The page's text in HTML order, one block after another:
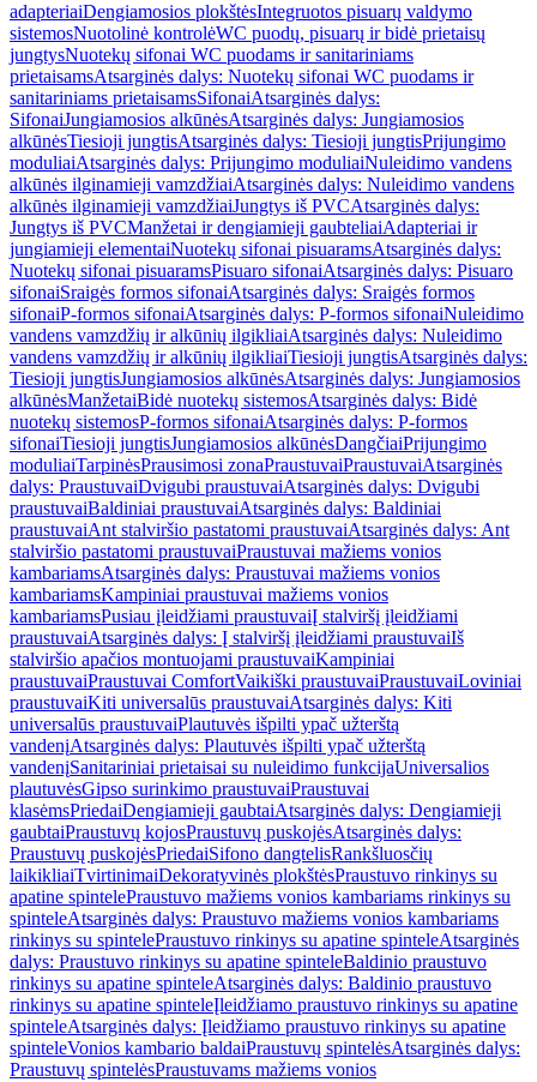
adapteriaiDengiamosios plokštėsIntegruotos pisuarų valdymo
sistemosNuotolinė kontrolėWC puodų, pisuarų ir bidė prietaisų
jungtysNuotekų sifonai WC puodams ir sanitariniams
prietaisamsAtsarginės dalys: Nuotekų sifonai WC puodams ir
sanitariniams prietaisamsSifonaiAtsarginės dalys:
SifonaiJungiamosios alkūnėsAtsarginės dalys: Jungiamosios
alkūnėsTiesioji jungtisAtsarginės dalys: Tiesioji jungtisPrijungimo
moduliaiAtsarginės dalys: Prijungimo moduliaiNuleidimo vandens
alkūnės ilginamieji vamzdžiaiAtsarginės dalys: Nuleidimo vandens
alkūnės ilginamieji vamzdžiaiJungtys iš PVCAtsarginės dalys:
Jungtys iš PVCManžetai ir dengiamieji gaubteliaiAdapteriai ir
jungiamieji elementaiNuotekų sifonai pisuaramsAtsarginės dalys:
Nuotekų sifonai pisuaramsPisuaro sifonaiAtsarginės dalys: Pisuaro
sifonaiSraigės formos sifonaiAtsarginės dalys: Sraigės formos
sifonaiP-formos sifonaiAtsarginės dalys: P-formos sifonaiNuleidimo
vandens vamzdžių ir alkūnių ilgikliaiAtsarginės dalys: Nuleidimo
vandens vamzdžių ir alkūnių ilgikliaiTiesioji jungtisAtsarginės dalys:
Tiesioji jungtisJungiamosios alkūnėsAtsarginės dalys: Jungiamosios
alkūnėsManžetaiBidė nuotekų sistemosAtsarginės dalys: Bidė
nuotekų sistemosP-formos sifonaiAtsarginės dalys: P-formos
sifonaiTiesioji jungtisJungiamosios alkūnėsDangčiaiPrijungimo
moduliaiTarpinėsPrausimosi zonaPraustuvaiPraustuvaiAtsarginės
dalys: PraustuvaiDvigubi praustuvaiAtsarginės dalys: Dvigubi
praustuvaiBaldiniai praustuvaiAtsarginės dalys: Baldiniai
praustuvaiAnt stalviršio pastatomi praustuvaiAtsarginės dalys: Ant
stalviršio pastatomi praustuvaiPraustuvai mažiems vonios
kambariamsAtsarginės dalys: Praustuvai mažiems vonios
kambariamsKampiniai praustuvai mažiems vonios
kambariamsPusiau įleidžiami praustuvaiĮ stalviršį įleidžiami
praustuvaiAtsarginės dalys: Į stalviršį įleidžiami praustuvaiIš
stalviršio apačios montuojami praustuvaiKampiniai
praustuvaiPraustuvai ComfortVaikiški praustuvaiPraustuvaiLoviniai
praustuvaiKiti universalūs praustuvaiAtsarginės dalys: Kiti
universalūs praustuvaiPlautuvės išpilti ypač užterštą
vandenįAtsarginės dalys: Plautuvės išpilti ypač užterštą
vandenįSanitariniai prietaisai su nuleidimo funkcijaUniversalios
plautuvėsGipso surinkimo praustuvaiPraustuvai
klasėmsPriedaiDengiamieji gaubtaiAtsarginės dalys: Dengiamieji
gaubtaiPraustuvų kojosPraustuvų puskojėsAtsarginės dalys:
Praustuvų puskojėsPriedaiSifono dangtelisRankšluosčių
laikikliaiTvirtinimaiDekoratyvinės plokštėsPraustuvo rinkinys su
apatine spintelePraustuvo mažiems vonios kambariams rinkinys su
spinteleAtsarginės dalys: Praustuvo mažiems vonios kambariams
rinkinys su spintelePraustuvo rinkinys su apatine spinteleAtsarginės
dalys: Praustuvo rinkinys su apatine spinteleBaldinio praustuvo
rinkinys su apatine spinteleAtsarginės dalys: Baldinio praustuvo
rinkinys su apatine spinteleĮleidžiamo praustuvo rinkinys su apatine
spinteleAtsarginės dalys: Įleidžiamo praustuvo rinkinys su apatine
spinteleVonios kambario baldaiPraustuvų spintelėsAtsarginės dalys:
Praustuvų spintelėsPraustuvams mažiems vonios